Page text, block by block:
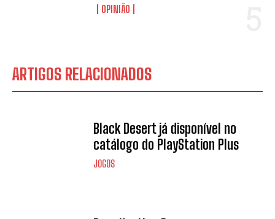
OPINIÃO
ARTIGOS RELACIONADOS
Black Desert já disponível no
catálogo do PlayStation Plus
JOGOS